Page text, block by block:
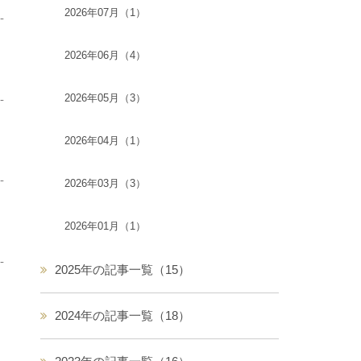
2026年07月（1）
2026年06月（4）
2026年05月（3）
2026年04月（1）
2026年03月（3）
2026年01月（1）
2025年の記事一覧（15）
2024年の記事一覧（18）